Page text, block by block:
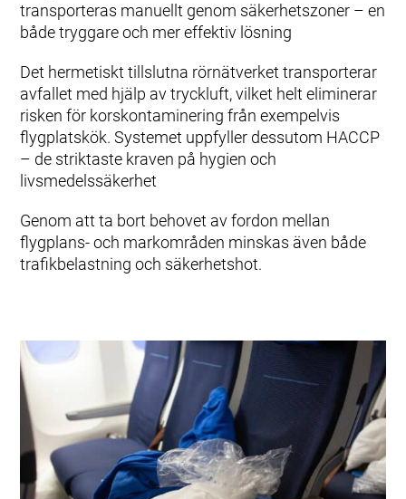
transporteras manuellt genom säkerhetszoner – en
både tryggare och mer effektiv lösning
Det hermetiskt tillslutna rörnätverket transporterar
avfallet med hjälp av tryckluft, vilket helt eliminerar
risken för korskontaminering från exempelvis
flygplatskök. Systemet uppfyller dessutom HACCP
– de striktaste kraven på hygien och
livsmedelssäkerhet
Genom att ta bort behovet av fordon mellan
flygplans- och markområden minskas även både
trafikbelastning och säkerhetshot.